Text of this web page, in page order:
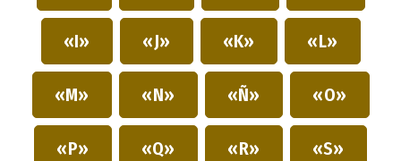
«I» «J» «K» «L»
«M» «N» «Ñ» «O»
«P» «Q» «R» «S»